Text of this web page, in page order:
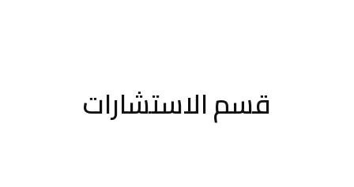
قسم الاستشارات